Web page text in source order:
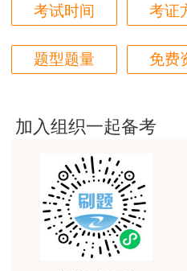
平台历史购买的课程，老
老师讲的很细致很认真，
用户m0****88
最棒的预习课
用户m2****66
越听越觉得好
用户m2****66
考试时间 考证
题型题量 免费
加入组织一起备考